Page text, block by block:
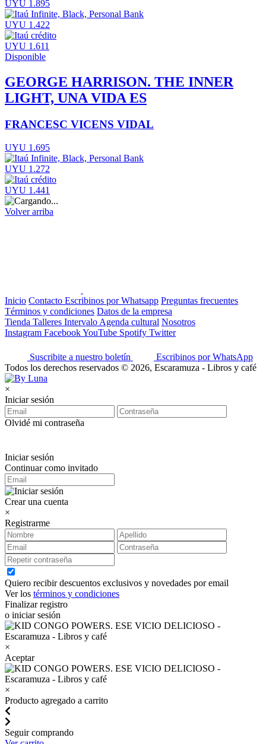
UYU 1.895
UYU 1.422
UYU 1.611
Disponible
GEORGE HARRISON. THE INNER
LIGHT, UNA VIDA ES
FRANCESC VICENS VIDAL
UYU 1.695
UYU 1.272
UYU 1.441
Volver arriba
Inicio Contacto Escribinos por Whatsapp Preguntas frecuentes
Términos y condiciones Datos de la empresa
Tienda Talleres Intervalo Agenda cultural Nosotros
Instagram FacebookYouTube Spotify Twitter
Suscribite a nuestro boletín
Escribinos por WhatsApp
Todos los derechos reservados © 2026, Escaramuza - Libros y café
×
Iniciar sesión
Olvidé mi contraseña
Iniciar sesión
Continuar como invitado
Crear una cuenta
×
Registrarme
Quiero recibir descuentos exclusivos y novedades por email
Ver los términos y condiciones
Finalizar registro
o iniciar sesión
×
Aceptar
×
Producto agregado a carrito
Seguir comprando